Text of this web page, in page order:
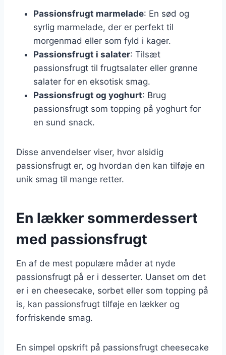
Passionsfrugt marmelade: En sød og
syrlig marmelade, der er perfekt til
morgenmad eller som fyld i kager.
Passionsfrugt i salater: Tilsæt
passionsfrugt til frugtsalater eller grønne
salater for en eksotisk smag.
Passionsfrugt og yoghurt: Brug
passionsfrugt som topping på yoghurt for
en sund snack.
Disse anvendelser viser, hvor alsidig
passionsfrugt er, og hvordan den kan tilføje en
unik smag til mange retter.
En lækker sommerdessert
med passionsfrugt
En af de mest populære måder at nyde
passionsfrugt på er i desserter. Uanset om det
er i en cheesecake, sorbet eller som topping på
is, kan passionsfrugt tilføje en lækker og
forfriskende smag.
En simpel opskrift på passionsfrugt cheesecake